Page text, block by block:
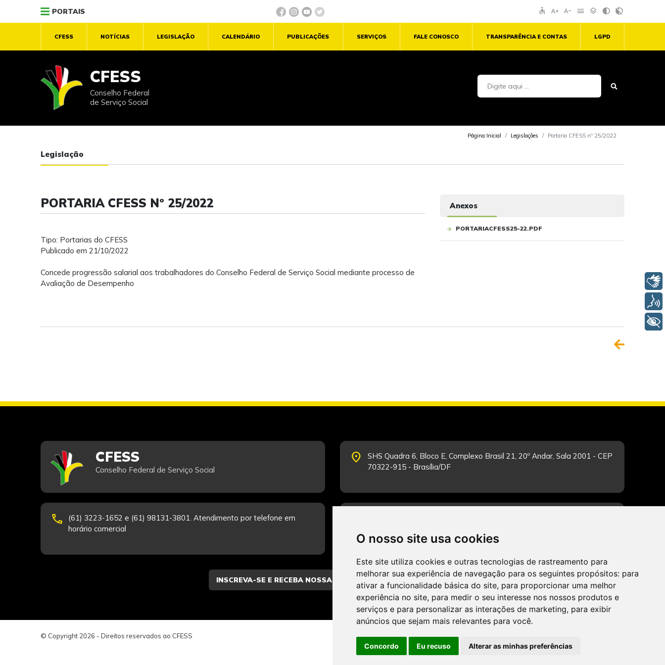
O nosso site usa cookies
Este site utiliza cookies e outras tecnologias de rastreamento para
melhorar sua experiência de navegação para os seguintes propósitos: para
ativar a funcionalidade básica do site, para proporcionar uma melhor
experiência no site, para medir o seu interesse nos nossos produtos e
serviços e para personalizar as interações de marketing, para exibir
anúncios que sejam mais relevantes para você.
Concordo Eu recuso Alterar as minhas preferências
PORTAIS accessible text_increase text_decrease menu layers contrast contrast_rtl_off
CFESS NOTÍCIAS LEGISLAÇÃO CALENDÁRIO PUBLICAÇÕES SERVIÇOS FALE CONOSCO TRANSPARÊNCIA E CONTAS LGPD
CFESS
Conselho Federal
de Serviço Social
Página Inicial Legislações Portaria CFESS nº 25/2022
Legislação
PORTARIA CFESS Nº 25/2022
Tipo: Portarias do CFESS
Publicado em 21/10/2022
Concede progressão salarial aos trabalhadores do Conselho Federal de Serviço Social mediante processo de
Avaliação de Desempenho
Anexos
PORTARIACFESS25-22.PDF
CFESS
Conselho Federal de Serviço Social
place
SHS Quadra 6, Bloco E, Complexo Brasil 21, 20º Andar, Sala 2001 - CEP
70322-915 - Brasília/DF
phone
(61) 3223-1652 e (61) 98131-3801. Atendimento por telefone em
horário comercial
CADASTRAR
© Copyright 2026 - Direitos reservados ao CFESS